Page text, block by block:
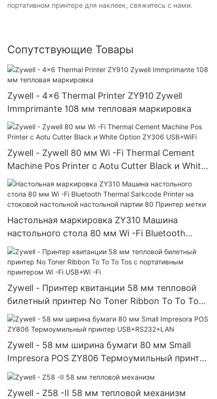
портативном принтере для наклеек, свяжитесь с нами.
Сопутствующие Товары
Zywell - 4x6 Thermal Printer ZY910 Zywell
Immprimante 108 мм тепловая маркировка
Zywell - Zywell 80 мм Wi -Fi Thermal Cement
Machine Pos Printer с Aotu Cutter Black и White
Option ZY306 USB+WiFi
Настольная маркировка ZY310 Машина
настольного стола 80 мм Wi -Fi Bluetooth
Thermal Sarkcode Printer на стоковой
настольной настольной партии 80 Принтер
метки
Zywell - Принтер квитанции 58 мм тепловой
билетный принтер No Toner Ribbon To To To
Tos с портативным принтером Wi -Fi USB+Wi -
Fi
Zywell - 58 мм ширина бумаги 80 мм Small
Impresora POS ZY806 Термоумильный принтер
USB+RS232+LAN
Zywell - Z58 -II 58 мм тепловой механизм